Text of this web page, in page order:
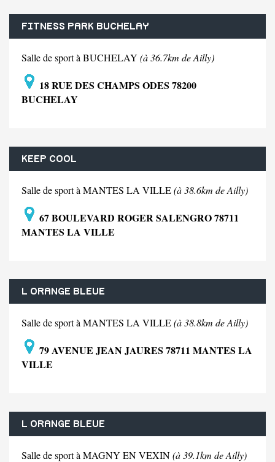
FITNESS PARK BUCHELAY
Salle de sport à BUCHELAY (à 36.7km de Ailly)
18 RUE DES CHAMPS ODES 78200
BUCHELAY
KEEP COOL
Salle de sport à MANTES LA VILLE(à 38.6km de Ailly)
67 BOULEVARD ROGER SALENGRO 78711
MANTES LA VILLE
L ORANGE BLEUE
Salle de sport à MANTES LA VILLE(à 38.8km de Ailly)
79 AVENUE JEAN JAURES 78711 MANTES LA
VILLE
L ORANGE BLEUE
Salle de sport à MAGNY EN VEXIN(à 39.1km de Ailly)